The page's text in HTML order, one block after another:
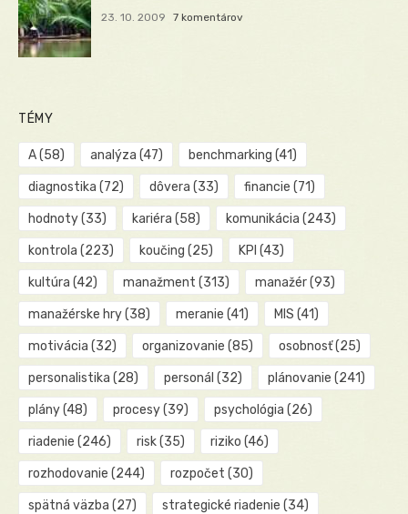
23. 10. 2009 7 komentárov
TÉMY
A(58) analýza (47) benchmarking (41)
diagnostika (72) dôvera (33) financie (71)
hodnoty(33) kariéra (58) komunikácia (243)
kontrola (223) koučing (25) KPI (43)
kultúra (42) manažment (313) manažér(93)
manažérske hry(38) meranie (41) MIS (41)
motivácia (32) organizovanie (85) osobnosť(25)
personalistika (28) personál (32) plánovanie (241)
plány(48) procesy(39) psychológia (26)
riadenie (246) risk(35) riziko (46)
rozhodovanie (244) rozpočet (30)
spätná väzba (27) strategické riadenie (34)